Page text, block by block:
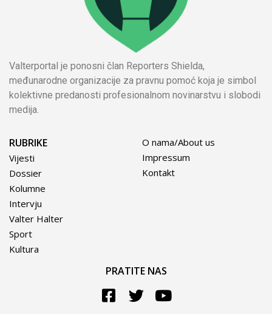
Valterportal je ponosni član Reporters Shielda,
međunarodne organizacije za pravnu pomoć koja je simbol
kolektivne predanosti profesionalnom novinarstvu i slobodi
medija.
RUBRIKE
Vijesti
Dossier
Kolumne
Intervju
Valter Halter
Sport
Kultura
O nama/About us
Impressum
Kontakt
PRATITE NAS